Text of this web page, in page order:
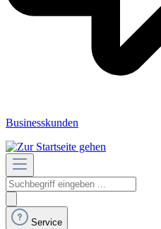
Businesskunden
Service